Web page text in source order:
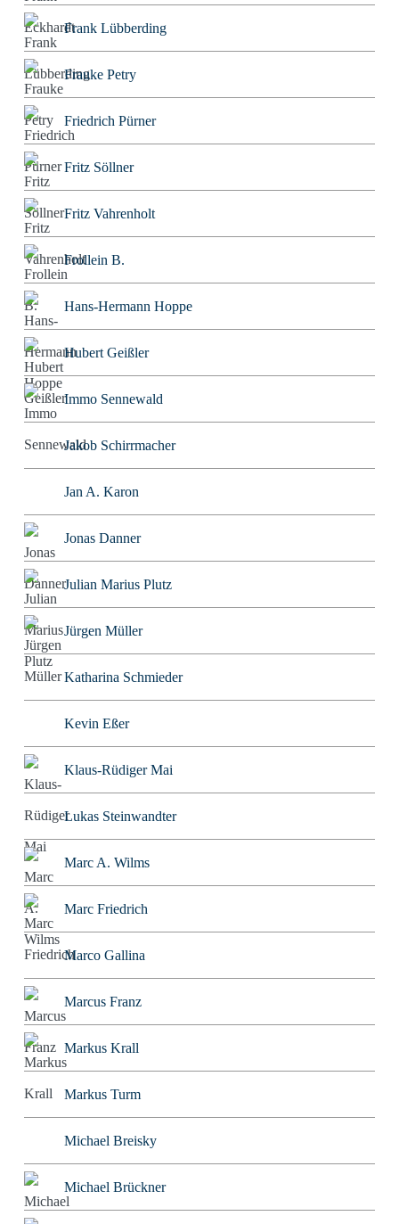
Frank Lübberding
Frauke Petry
Friedrich Pürner
Fritz Söllner
Fritz Vahrenholt
Frollein B.
Hans-Hermann Hoppe
Hubert Geißler
Immo Sennewald
Jakob Schirrmacher
Jan A. Karon
Jonas Danner
Julian Marius Plutz
Jürgen Müller
Katharina Schmieder
Kevin Eßer
Klaus-Rüdiger Mai
Lukas Steinwandter
Marc A. Wilms
Marc Friedrich
Marco Gallina
Marcus Franz
Markus Krall
Markus Turm
Michael Breisky
Michael Brückner